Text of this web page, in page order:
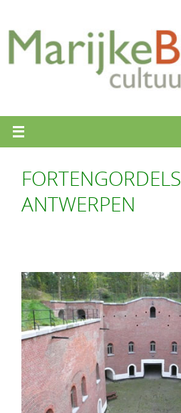
inhoud
FORTENGORDELS
ANTWERPEN